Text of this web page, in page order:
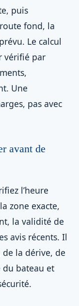
puis
fond, la
Le calcul
vérifié par
Une
pas avec
avant de
l’heure
zone exacte,
la validité de
avis récents. Il
la dérive, de
du bateau et